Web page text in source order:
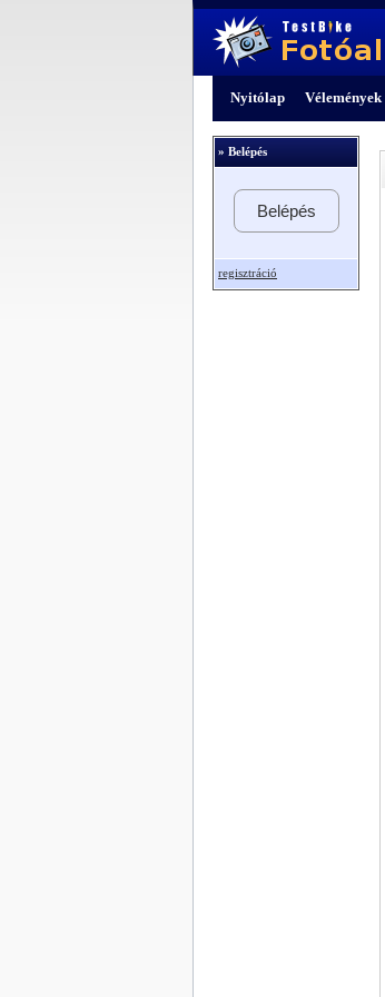
Nyitólap Vélemények
» Belépés
Belépés
regisztráció